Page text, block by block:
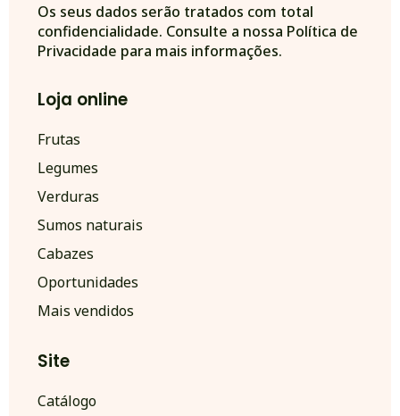
Alternative:
Os seus dados serão tratados com total
confidencialidade. Consulte a nossa Política de
Privacidade para mais informações.
Loja online
Frutas
Legumes
Verduras
Sumos naturais
Cabazes
Oportunidades
Mais vendidos
Site
Catálogo